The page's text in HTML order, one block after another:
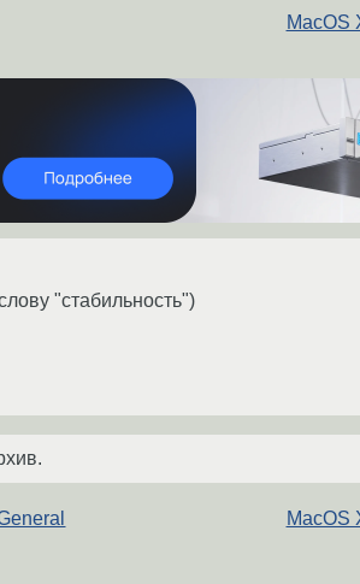
MacOS
"стабильность")
MacOS